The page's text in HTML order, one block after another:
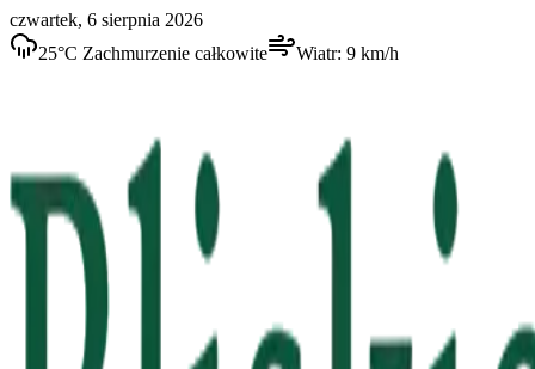
czwartek, 6 sierpnia 2026
25°C Zachmurzenie całkowite Wiatr: 9 km/h